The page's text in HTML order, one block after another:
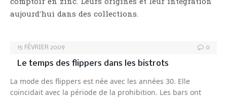
aujourd’hui dans des collections.
15 FÉVRIER 2009 0
Le temps des flippers dans les bistrots
La mode des flippers est née avec les années 30. Elle
coïncidait avec la période de la prohibition. Les bars ont